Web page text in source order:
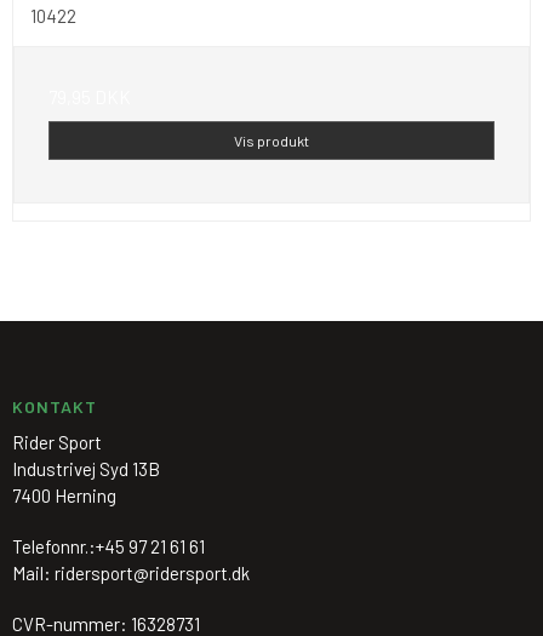
10422
Vis produkt
KONTAKT
Rider Sport
Industrivej Syd 13B
7400 Herning
Telefonnr.:+45 97 21 61 61
Mail: ridersport@ridersport.dk
CVR-nummer: 16328731